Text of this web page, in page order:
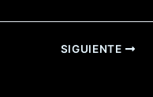
SIGUIENTE